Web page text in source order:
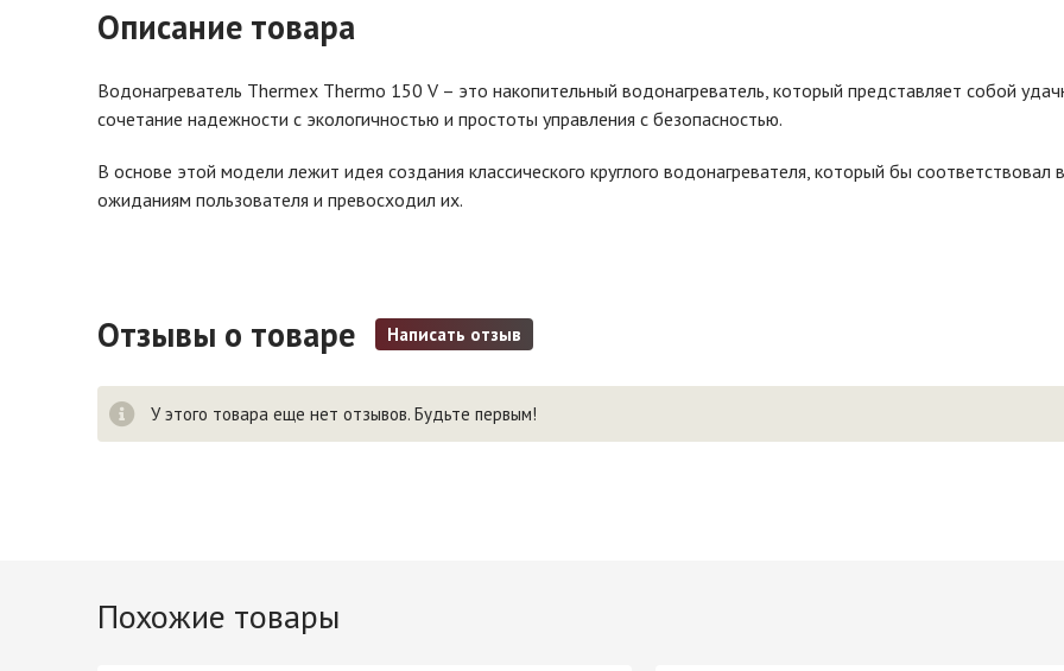
Описание товара
Водонагреватель Thermex Thermo 150 V – это накопительный водонагреватель, который представляет собой
сочетание надежности с экологичностью и простоты управления с безопасностью.
В основе этой модели лежит идея создания классического круглого водонагревателя, который бы соответствовал
ожиданиям пользователя и превосходил их.
Отзывы о товаре Написать отзыв
У этого товара еще нет отзывов. Будьте первым!
Похожие товары